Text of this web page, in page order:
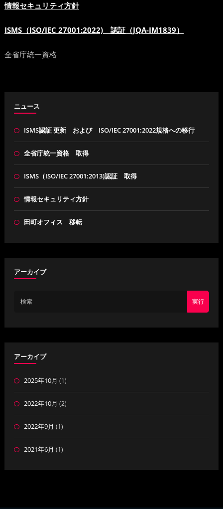
情報セキュリティ方針
ISMS（ISO/IEC 27001:2022) 認証（JQA-IM1839）
全省庁統一資格
ニュース
ISMS認証 更新 および ISO/IEC 27001:2022規格への移行
全省庁統一資格 取得
ISMS（ISO/IEC 27001:2013)認証 取得
情報セキュリティ方針
田町オフィス 移転
アーカイブ
実行
アーカイブ
2025年10月 (1)
2022年10月 (2)
2022年9月 (1)
2021年6月 (1)